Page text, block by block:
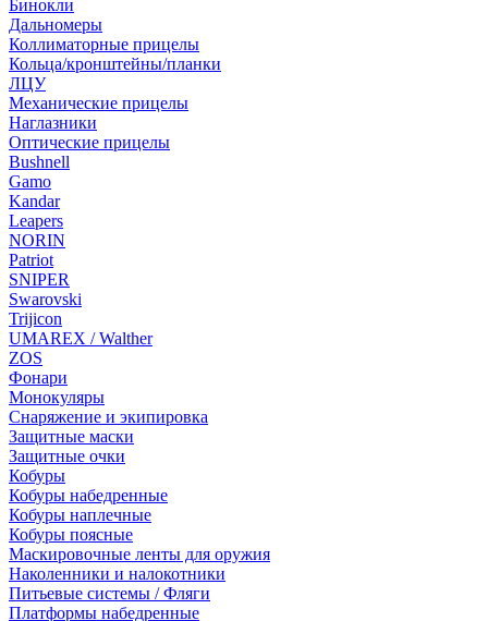
Бинокли
Дальномеры
Коллиматорные прицелы
Кольца/кронштейны/планки
ЛЦУ
Механические прицелы
Наглазники
Оптические прицелы
Bushnell
Gamo
Kandar
Leapers
NORIN
Patriot
SNIPER
Swarovski
Trijicon
UMAREX / Walther
ZOS
Фонари
Монокуляры
Снаряжение и экипировка
Защитные маски
Защитные очки
Кобуры
Кобуры набедренные
Кобуры наплечные
Кобуры поясные
Маскировочные ленты для оружия
Наколенники и налокотники
Питьевые системы / Фляги
Платформы набедренные